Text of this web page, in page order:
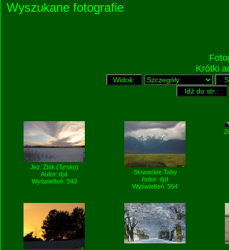
Wyszukane fotografie
Krótki
Jez. Żbik (Tyrsko)
Autor:djd
Wyświetleń: 540
Słowackie Tatry
Autor:djd
Wyświetleń: 594